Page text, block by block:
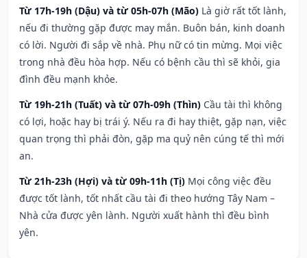
Từ 17h-19h (Dậu) và từ 05h-07h (Mão) Là giờ rất tốt lành,
nếu đi thường gặp được may mắn. Buôn bán, kinh doanh
có lời. Người đi sắp về nhà. Phụ nữ có tin mừng. Mọi việc
trong nhà đều hòa hợp. Nếu có bệnh cầu thì sẽ khỏi, gia
đình đều mạnh khỏe.
Từ 19h-21h (Tuất) và từ 07h-09h (Thìn) Cầu tài thì không
có lợi, hoặc hay bị trái ý. Nếu ra đi hay thiệt, gặp nạn, việc
quan trọng thì phải đòn, gặp ma quỷ nên cúng tế thì mới
an.
Từ 21h-23h (Hợi) và từ 09h-11h (Tị) Mọi công việc đều
được tốt lành, tốt nhất cầu tài đi theo hướng Tây Nam –
Nhà cửa được yên lành. Người xuất hành thì đều bình
yên.